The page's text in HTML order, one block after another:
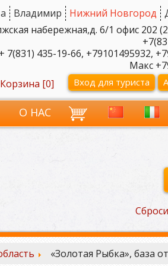
Нижний Новгород
Владимир
набережная,д. 6/1 офис 202 (2
7(831) 435-19-66, +79101495932,
Макс
Корзина [0] Вход для туриста
О НАС
«Золотая Рыбка», база